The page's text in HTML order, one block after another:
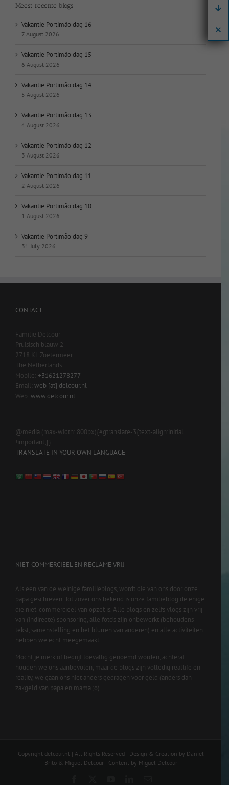
op
datum:
Meest recente blogs
Vakantie Portimão dag 16
7 August 2026
Vakantie Portimão dag 15
6 August 2026
Vakantie Portimão dag 14
5 August 2026
Vakantie Portimão dag 13
4 August 2026
Vakantie Portimão dag 12
3 August 2026
Vakantie Portimão dag 11
2 August 2026
Vakantie Portimão dag 10
1 August 2026
Vakantie Portimão dag 9
31 July 2026
CONTACT
Familie Delcour
Pruisisch blauw 2
2718 KL Zoetermeer
The Netherlands
Mobile: +31621278277
Email: web [at] delcour.nl
Web: www.delcour.nl
@media (max-width: 800px){#gtranslate-3{text-align:initial
!important;}}
TRANSLATE IN YOUR OWN LANGUAGE
NIET-COMMERCIEEL EN RECLAME VRIJ
Als een van de weinige familieblogs, wordt die van ons door onze
papa geschreven. Tot zover ons bekend is onze familieblog de enige
die niet-commercieel van opzet is. Alle blogs en zelfs vlogs zijn vrij
van (indirecte) sponsoring, alle foto’s zijn onbewerkt (behoudens
tekst, samenstelling en het blurren van anderen) en alle activiteiten
hebben we echt meegemaakt.
Mocht je merk of bedrijf toevallig genoemd worden, achteraf
houden we ons aanbevolen, maar de blogs zijn volledig reallife en
reality, we gaan ons niet anders gedragen voor geld (anders dan
zakgeld van papa en mama ;o)
Copyright delcour.nl | All Rights Reserved | Design & Creation by Daniël
Brito & Miguel Delcour | Content by Miguel Delcour